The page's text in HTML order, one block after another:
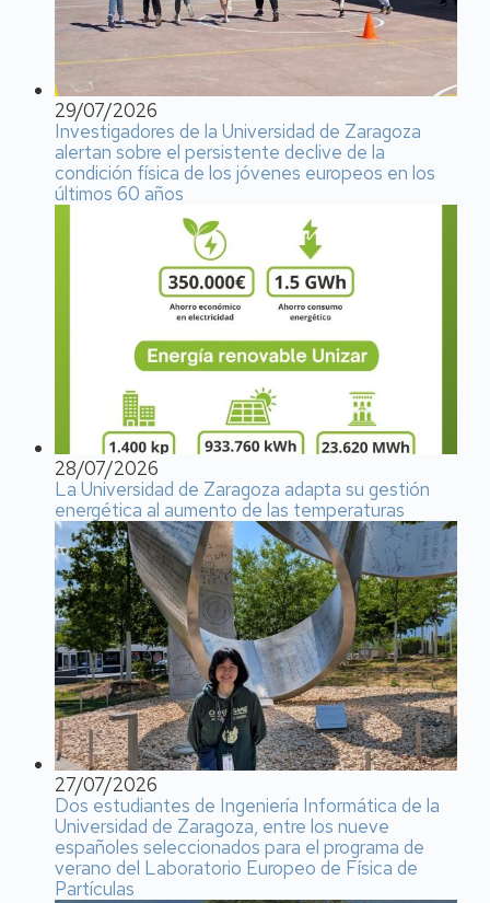
29/07/2026
Investigadores de la Universidad de Zaragoza
alertan sobre el persistente declive de la
condición física de los jóvenes europeos en los
últimos 60 años
28/07/2026
La Universidad de Zaragoza adapta su gestión
energética al aumento de las temperaturas
27/07/2026
Dos estudiantes de Ingeniería Informática de la
Universidad de Zaragoza, entre los nueve
españoles seleccionados para el programa de
verano del Laboratorio Europeo de Física de
Partículas